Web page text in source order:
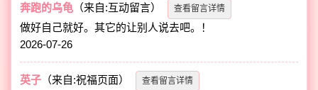
奔跑的乌龟 （来自:互动留言） 查看留言详情
做好自己就好。其它的让别人说去吧。！
2026-07-26
英子 （来自:祝福页面） 查看留言详情